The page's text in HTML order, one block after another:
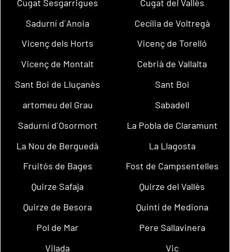
Cugat Sesgarrigues
Cugat del Vallès
Sadurní d´Anoia
Cecília de Voltregà
Vicenç dels Horts
Vicenç de Torelló
Vicenç de Montalt
Cebrià de Vallalta
Sant Boi de Lluçanès
Sant Boi
artomeu del Grau
Sabadell
Sadurní d´Osormort
La Pobla de Claramunt
La Nou de Berguedà
La Llagosta
Fruitós de Bages
Fost de Campsentelles
Quirze Safaja
Quirze del Vallès
Quirze de Besora
Quintí de Mediona
Pol de Mar
Pere Sallavinera
Vilada
Vic